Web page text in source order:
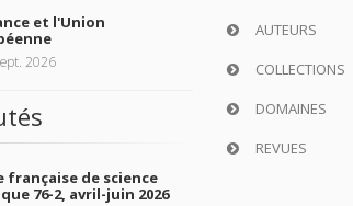
et l'Union
2026
française de science
76-2, avril-juin 2026
AUTEURS
COLLECTIONS
DOMAINES
REVUES